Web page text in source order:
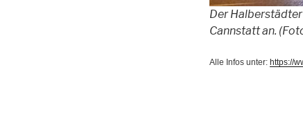
Der
Cannstatt an.
Alle Infos unter: https://